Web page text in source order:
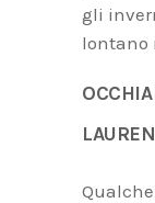
gli
lontano